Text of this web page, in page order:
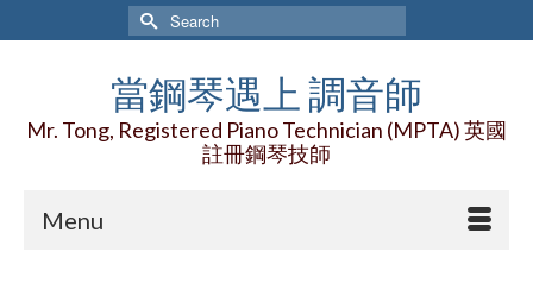
Search
for:
當鋼琴遇上 調音師
Mr. Tong, Registered Piano Technician (MPTA) 英國
註冊鋼琴技師
Menu